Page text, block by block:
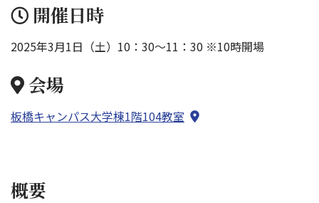
開催日時
2025年3月1日（土）10：30～11：30 ※10時開場
会場
板橋キャンパス大学棟1階104教室
概要